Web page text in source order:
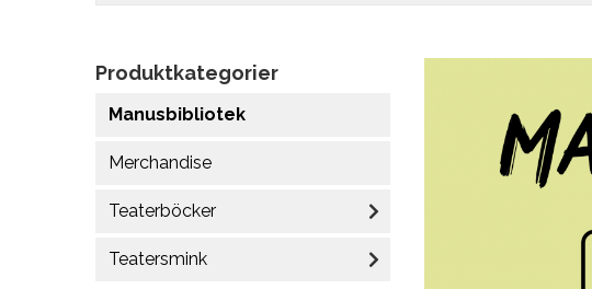
Produktkategorier
Manusbibliotek
Merchandise
Teaterböcker
Teatersmink